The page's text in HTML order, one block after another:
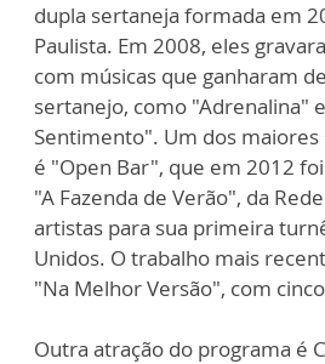
dupla sertaneja formada em
Paulista. Em 2008, eles
com músicas que ganharam
sertanejo, como "Adrenalina"
Sentimento". Um dos maiores
é "Open Bar", que em 2012
"A Fazenda de Verão", da
artistas para sua primeira
Unidos. O trabalho mais
"Na Melhor Versão", com
Outra atração do programa é